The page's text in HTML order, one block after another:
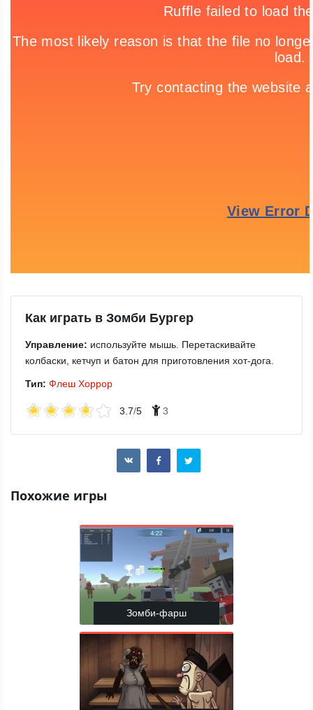
Как играть в Зомби Бургер
Управление: используйте мышь. Перетаскивайте
колбаски, кетчуп и батон для приготовления хот-дога.
Тип: Флеш Хоррор
3.7/5 3
Похожие игры
Зомби-фарш